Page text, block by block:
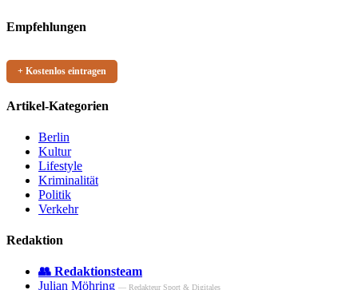
Empfehlungen
+ Kostenlos eintragen
Artikel-Kategorien
Berlin
Kultur
Lifestyle
Kriminalität
Politik
Verkehr
Redaktion
👥 Redaktionsteam
Julian Möhring — Redakteur Sport & Digitales